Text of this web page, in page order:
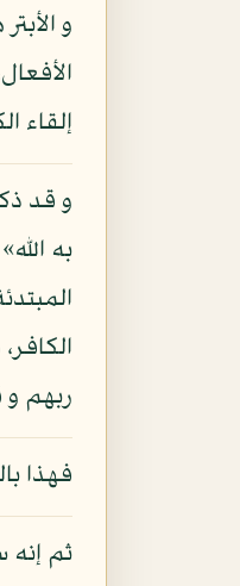
و
إلقاء
و قد
ربهم و
فهذا
ثم إنه